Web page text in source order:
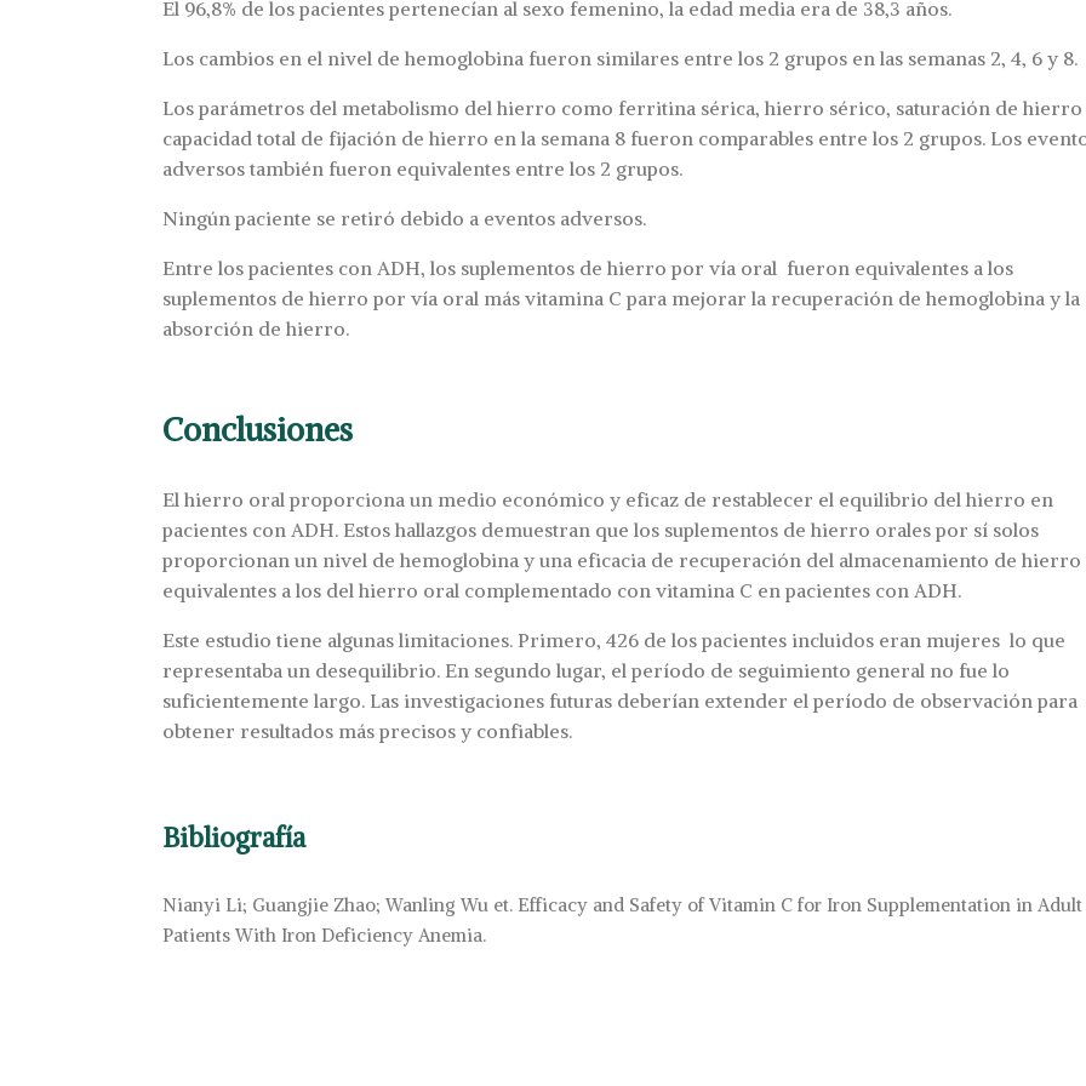
El 96,8% de los pacientes pertenecían al sexo femenino, la edad media era de 38,3 años.
Los cambios en el nivel de hemoglobina fueron similares entre los 2 grupos en las semanas 2, 4, 6 y 8.
Los parámetros del metabolismo del hierro como ferritina sérica, hierro sérico, saturación de
capacidad total de fijación de hierro en la semana 8 fueron comparables entre los 2 grupos. Los
adversos también fueron equivalentes entre los 2 grupos.
Ningún paciente se retiró debido a eventos adversos.
Entre los pacientes con ADH, los suplementos de hierro por vía oral fueron equivalentes a los
suplementos de hierro por vía oral más vitamina C para mejorar la recuperación de hemoglobina y la
absorción de hierro.
Conclusiones
El hierro oral proporciona un medio económico y eficaz de restablecer el equilibrio del hierro en
pacientes con ADH. Estos hallazgos demuestran que los suplementos de hierro orales por sí solos
proporcionan un nivel de hemoglobina y una eficacia de recuperación del almacenamiento de hierro
equivalentes a los del hierro oral complementado con vitamina C en pacientes con ADH.
Este estudio tiene algunas limitaciones. Primero, 426 de los pacientes incluidos eran mujeres lo que
representaba un desequilibrio. En segundo lugar, el período de seguimiento general no fue lo
suficientemente largo. Las investigaciones futuras deberían extender el período de observación para
obtener resultados más precisos y confiables.
Bibliografía
Nianyi Li; Guangjie Zhao; Wanling Wu et. Efficacy and Safety of Vitamin C for Iron Supplementation in Adult
Patients With Iron Deficiency Anemia.